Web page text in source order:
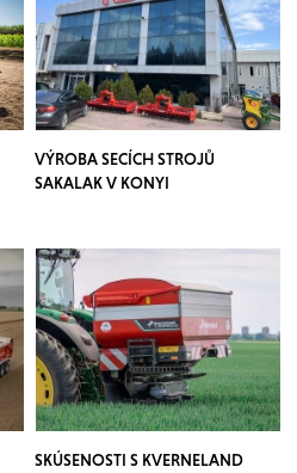
VÝROBA SECÍCH STROJŮ
SAKALAK V KONYI
SKÚSENOSTI S KVERNELAND